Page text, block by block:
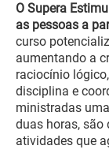
O Supera
as pessoas a
curso
aumentando a
raciocínio
disciplina e
ministradas
duas horas, são
atividades que